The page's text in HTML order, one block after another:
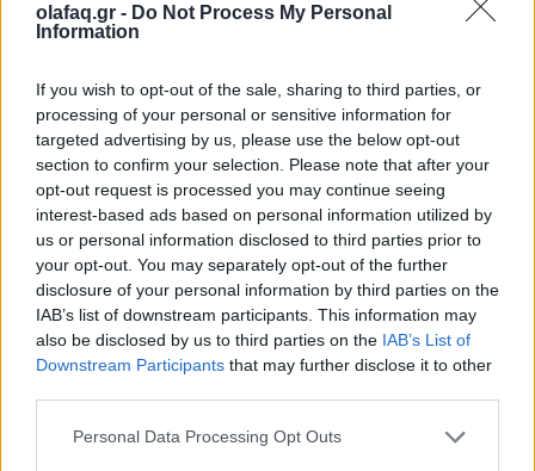
olafaq.gr - Do Not Process My Personal
Information
If you wish to opt-out of the sale, sharing to third parties, or
processing of your personal or sensitive information for
targeted advertising by us, please use the below opt-out
section to confirm your selection. Please note that after your
opt-out request is processed you may continue seeing
interest-based ads based on personal information utilized by
us or personal information disclosed to third parties prior to
your opt-out. You may separately opt-out of the further
disclosure of your personal information by third parties on the
IAB’s list of downstream participants. This information may
also be disclosed by us to third parties on the IAB’s List of
Downstream Participants that may further disclose it to other
Personal Data Processing Opt Outs
08.04.2025